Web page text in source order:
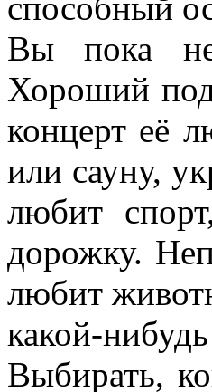
Вы пока
Хороший
концерт её
или сауну,
любит
дорожку.
любит
какой-
Выбирать,